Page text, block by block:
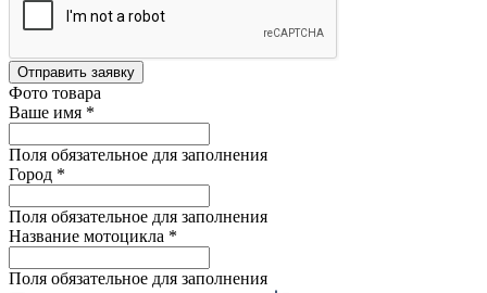
Отправить заявку
Фото товара
Ваше имя *
Поля обязательное для заполнения
Город *
Поля обязательное для заполнения
Название мотоцикла *
Поля обязательное для заполнения